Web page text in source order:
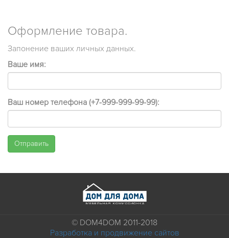
Оформление товара.
Запонение ваших личных данных.
Ваше имя:
Ваш номер телефона (+7-999-999-99-99):
Отправить
© DOM4DOM 2011-2018
Разработка и продвижение сайтов